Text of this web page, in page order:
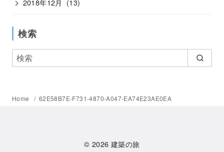
2018年12月 (13)
検索
Home 62E58B7E-F731-4870-A047-EA74E23AE0EA
© 2026建築の旅